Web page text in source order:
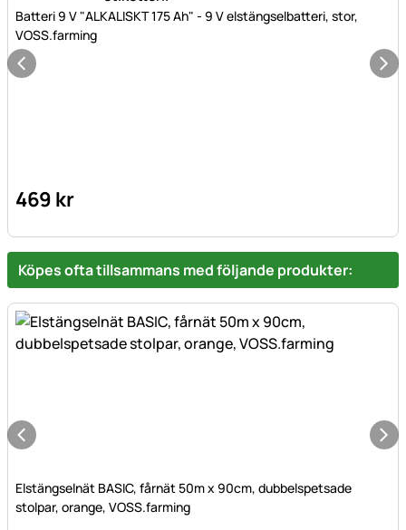
Batteri 9 V "ALKALISKT 175 Ah" - 9 V elstängselbatteri, stor,
VOSS.farming
469 kr
Köpes ofta tillsammans med följande produkter:
Elstängselnät BASIC, fårnät 50m x 90cm, dubbelspetsade
stolpar, orange, VOSS.farming